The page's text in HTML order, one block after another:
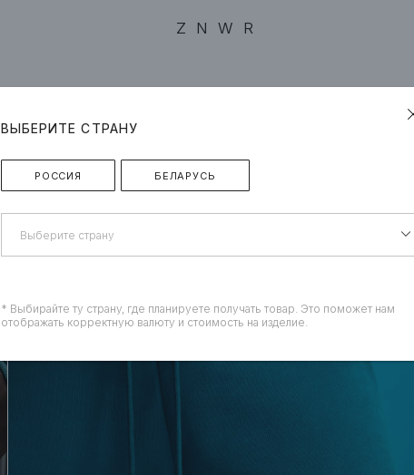
ZNWR
ВЫБЕРИТЕ СТРАНУ
РОССИЯ БЕЛАРУСЬ
Выберите страну
* Выбирайте ту страну, где планируете получать товар. Это поможет нам
отображать корректную валюту и стоимость на изделие.